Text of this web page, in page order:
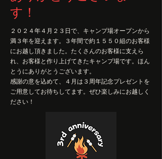
す！
２０２４年４月２３日で、キャンプ場オープンから
満３年を迎えます。３年間で約１５５０組のお客様
にお越し頂きました。たくさんのお客様に支えら
れ、お客様と作り上げてきたキャンプ場です。ほん
とうにありがとうございます。
​感謝の意を込めて、４月は３周年記念プレゼントを
ご用意してお待ちしてます。ぜひ楽しみにお越しく
ださい！